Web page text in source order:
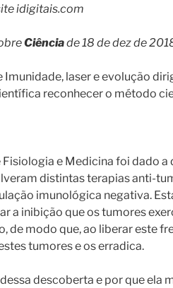
idigitais.com
Ciênciade 18 de dez de
laser e evolução
reconhecer o método
e Medicina foi dado a
distintas terapias anti-
imunológica negativa.
a inibição que os tumores
de modo que, ao liberar este
tumores e os erradica.
descoberta e por que ela